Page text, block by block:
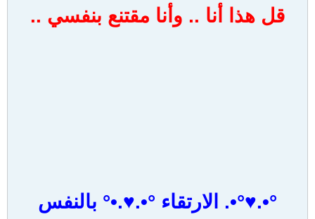
قل هذا أنا .. وأنا مقتنع بنفسي ..
°•.♥°•. الارتقاء °•.♥.•° بالنفس